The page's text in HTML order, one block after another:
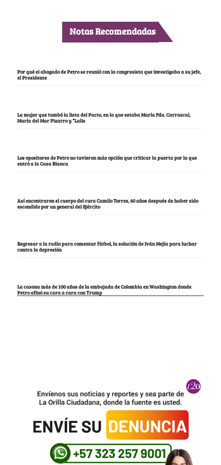
Notas Recomendadas
Por qué el abogado de Petro se reunió con la congresista que investigaba a su jefe,
el Presidente
La mujer que tumbó la lista del Pacto, en la que estaba María Fda. Carrascal,
María del Mar Pizarro y “Lalis
Los opositores de Petro no tuvieron más opción que criticar la puerta por la que
entró a la Casa Blanca
Así encontraron el cuerpo del cura Camilo Torres, 60 años después de haber sido
escondido por un general del Ejército
Regresar a la radio para comentar fútbol, la solución de Iván Mejía para luchar
contra la depresión
La casona más de 100 años de la embajada de Colombia en Washington donde
Petro afinó su cara a cara con Trump